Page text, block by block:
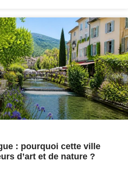
: pourquoi cette ville
d’art et de nature ?